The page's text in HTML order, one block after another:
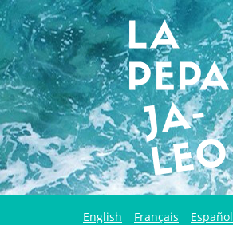
English Français Español